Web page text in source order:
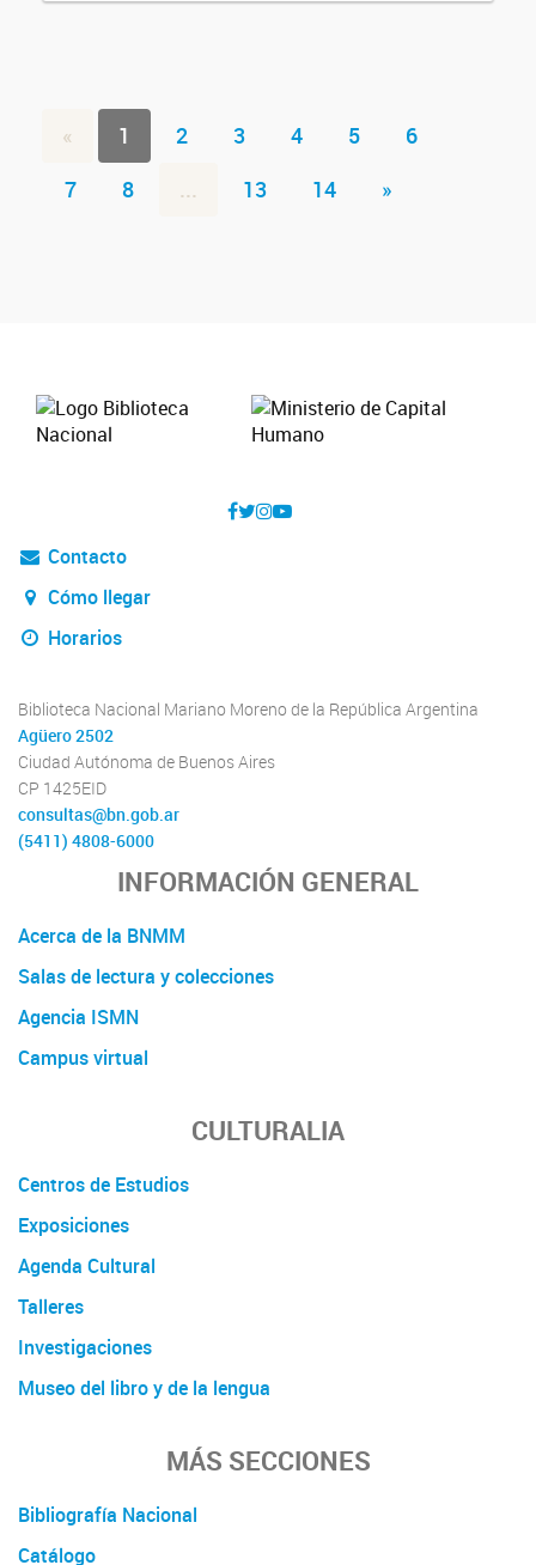
« 1 2 3 4 5
6
7
8 ... 13 14 »
Contacto
Cómo llegar
Horarios
Biblioteca Nacional Mariano Moreno de la República Argentina
Agüero 2502
Ciudad Autónoma de Buenos Aires
CP 1425EID
consultas@bn.gob.ar
(5411) 4808-6000
INFORMACIÓN GENERAL
Acerca de la BNMM
Salas de lectura y colecciones
Agencia ISMN
Campus virtual
CULTURALIA
Centros de Estudios
Exposiciones
Agenda Cultural
Talleres
Investigaciones
Museo del libro y de la lengua
MÁS SECCIONES
Bibliografía Nacional
Catálogo